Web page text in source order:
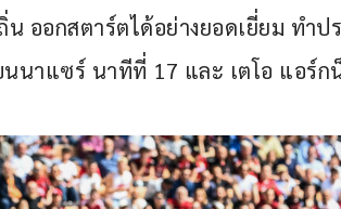
น ออกสตาร์ตได้อย่างยอดเยี่ยม ทำ
นาแซร์ นาทีที่ 17 และ เตโอ แอร์ก